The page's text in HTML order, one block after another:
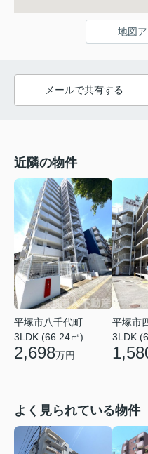
地図
メールで共有する
近隣の物件
平塚市八千代町
3LDK (66.24㎡)
2,698万円
平塚市
3LDK
よく見られている物件